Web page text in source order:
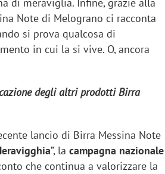
di meraviglia. Infine, grazie alla
Note di Melograno ci racconta
si prova qualcosa di
in cui la si vive. O, ancora
degli altri prodotti Birra
lancio di Birra Messina Note
”, lacampagna nazionale
che continua a valorizzare la